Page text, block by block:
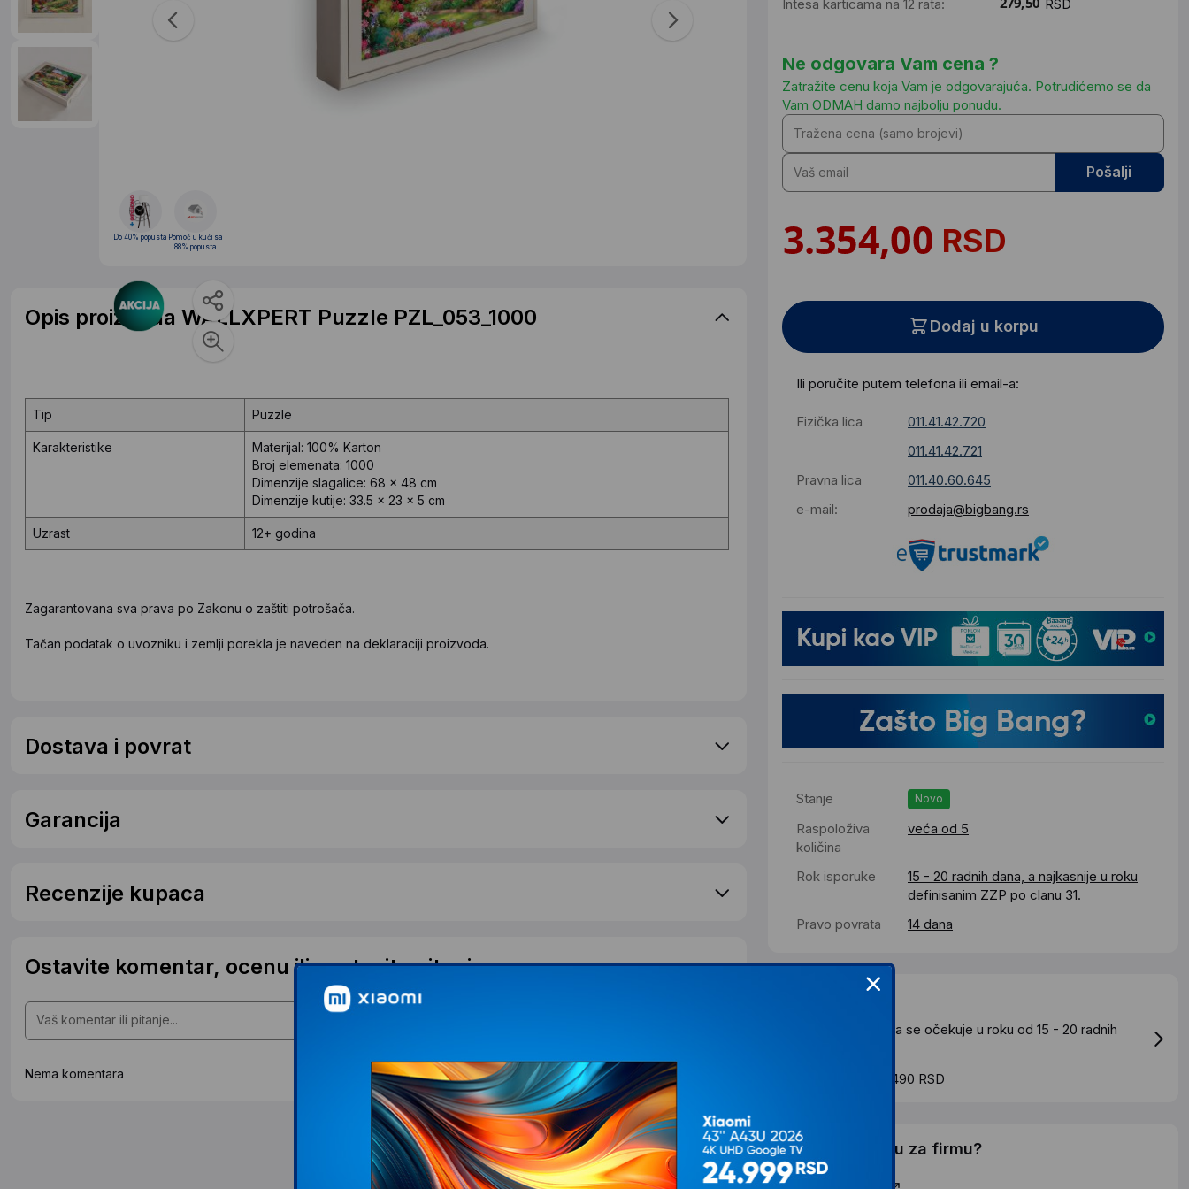
Intesa karticama na 12 rata:
RSD
Ne odgovara Vam cena ?
Zatražite cenu koja Vam je odgovarajuća. Potrudićemo se da
Vam ODMAH damo najbolju ponudu.
Pošalji
RSD
Dodaj u korpu
Ili poručite putem telefona ili email-a:
Fizička lica
011.41.42.720
011.41.42.721
Pravna lica
011.40.60.645
e-mail:
prodaja@bigbang.rs
Stanje Novo
Raspoloživa
količina
veća od 5
Rok isporuke
15 - 20 radnih dana, a najkasnije u roku
definisanim ZZP po clanu 31.
Pravo povrata
14 dana
Standardna dostava se očekuje u roku od 15 - 20 radnih
Troskovi dostave 490 RSD
Želite li ponudu za firmu?
Do 40% popusta Pomoć u kući sa
88% popusta
Opis proizvoda WALLXPERT Puzzle PZL_053_1000
Tip Puzzle
Karakteristike
Materijal: 100% Karton
Broj elemenata: 1000
Dimenzije slagalice: 68 x 48 cm
Dimenzije kutije: 33.5 x 23 x 5 cm
Uzrast 12+ godina
Zagarantovana sva prava po Zakonu o zaštiti potrošača.
Tačan podatak o uvozniku i zemlji porekla je naveden na deklaraciji proizvoda.
Dostava i povrat
Garancija
Recenzije kupaca
Ostavite komentar, ocenu ili postavite pitanje
Nema komentara